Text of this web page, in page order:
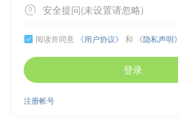
 安全提问(未设置请忽略)
 阅读并同意 《用户协议》 和 《隐私声明》
登录
注册帐号